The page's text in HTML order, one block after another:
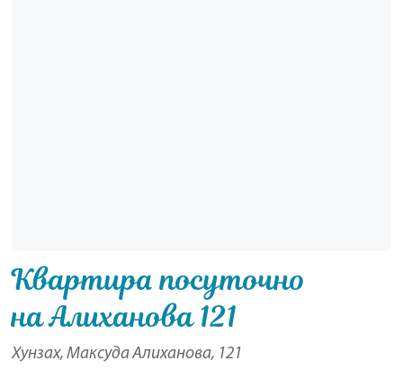
Квартира посуточно
на Алиханова 121
Хунзах, Максуда Алиханова, 121